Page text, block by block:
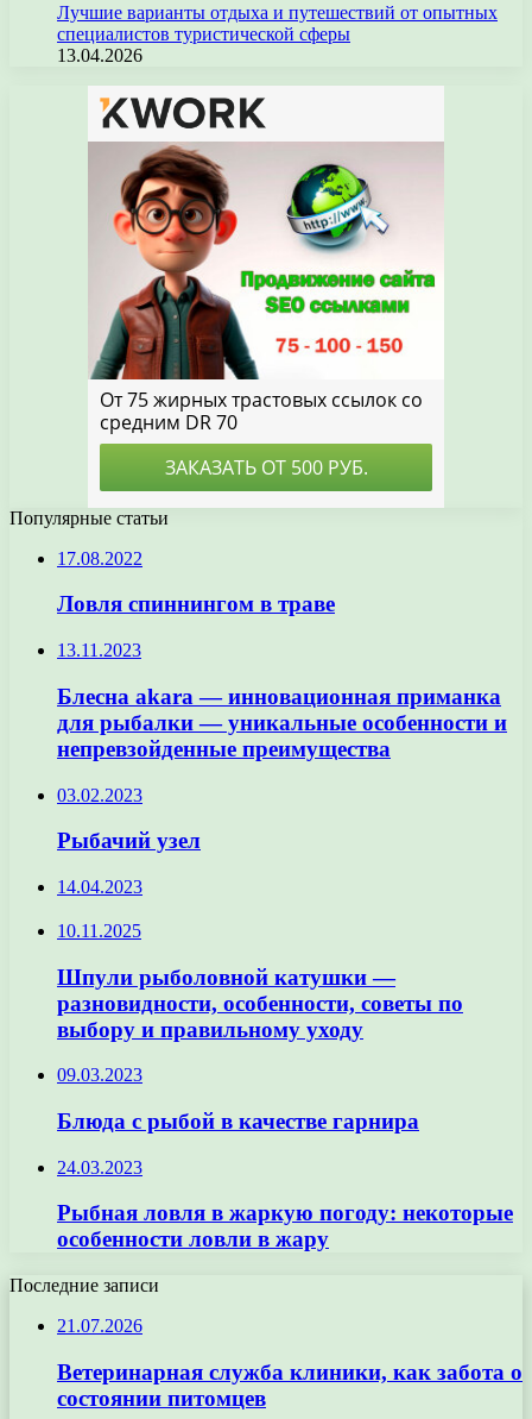
Лучшие варианты отдыха и путешествий от опытных
специалистов туристической сферы
13.04.2026
Популярные статьи
17.08.2022
Ловля спиннингом в траве
13.11.2023
Блесна akara — инновационная приманка
для рыбалки — уникальные особенности и
непревзойденные преимущества
03.02.2023
Рыбачий узел
14.04.2023
10.11.2025
Шпули рыболовной катушки —
разновидности, особенности, советы по
выбору и правильному уходу
09.03.2023
Блюда с рыбой в качестве гарнира
24.03.2023
Рыбная ловля в жаркую погоду: некоторые
особенности ловли в жару
Последние записи
21.07.2026
Ветеринарная служба клиники, как забота о
состоянии питомцев